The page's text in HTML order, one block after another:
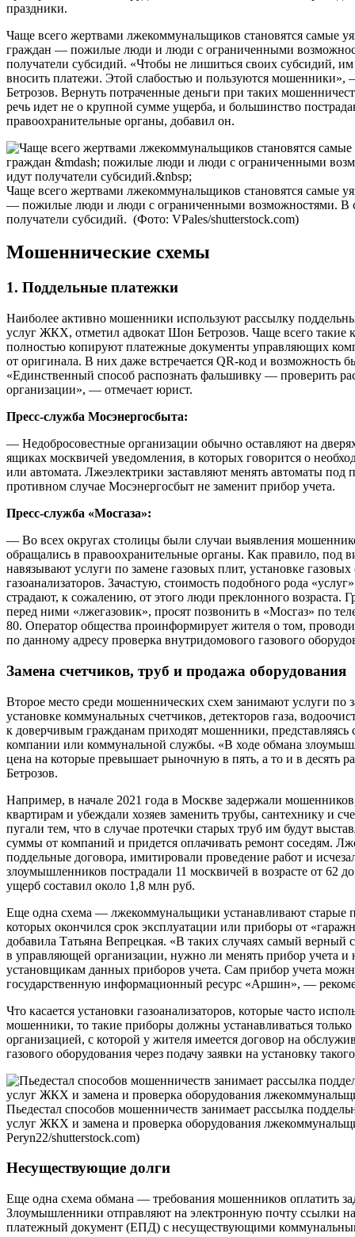
праздники.
Чаще всего жертвами лжекоммунальщиков становятся самые
граждан — пожилые люди и люди с ограниченными
получатели субсидий. «Чтобы не лишиться своих субсидий,
вносить платежи. Этой слабостью и пользуются
Бетрозов. Вернуть потраченные деньги при таких
речь идет не о крупной сумме ущерба, и большинство
правоохранительные органы, добавил он.
Чаще всего жертвами лжекоммунальщиков становятся самые
— пожилые люди и люди с ограниченными возможностями. В
получатели субсидий. (Фото: VPales/shutterstock.com)
Мошеннические схемы
1. Поддельные платежки
Наиболее активно мошенники используют рассылку
услуг ЖКХ, отметил адвокат Шон Бетрозов. Чаще всего такие
полностью копируют платежные документы управляющих
от оригинала. В них даже встречается QR-код и возможность
«Единственный способ распознать фальшивку — проверить
организации», — отмечает юрист.
Пресс-служба Мосэнергосбыта:
— Недобросовестные организации обычно оставляют на
ящиках москвичей уведомления, в которых говорится о
или автомата. Лжеэлектрики заставляют менять автоматы под
противном случае Мосэнергосбыт не заменит прибор учета.
Пресс-служба «Мосгаза»:
— Во всех округах столицы были случаи выявления
обращались в правоохранительные органы. Как правило, под
навязывают услуги по замене газовых плит, установке газовых
газоанализаторов. Зачастую, стоимость подобного рода
страдают, к сожалению, от этого люди преклонного возраста.
перед ними «лжегазовик», просят позвонить в «Мосгаз» по
80. Оператор общества проинформирует жителя о том,
по данному адресу проверка внутридомового газового
Замена счетчиков, труб и продажа оборудования
Второе место среди мошеннических схем занимают услуги по
установке коммунальных счетчиков, детекторов газа,
к доверчивым гражданам приходят мошенники,
компании или коммунальной службы. «В ходе обмана
цена на которые превышает рыночную в пять, а то и в десять
Бетрозов.
Например, в начале 2021 года в Москве задержали
квартирам и убеждали хозяев заменить трубы, сантехнику и
пугали тем, что в случае протечки старых труб им будут
суммы от компаний и придется оплачивать ремонт соседям.
поддельные договора, имитировали проведение работ и
злоумышленников пострадали 11 москвичей в возрасте от 62
ущерб составил около 1,8 млн руб.
Еще одна схема — лжекоммунальщики устанавливают старые
которых окончился срок эксплуатации или приборы от
добавила Татьяна Вепрецкая. «В таких случаях самый верный
в управляющей организации, нужно ли менять прибор учета и
установщикам данных приборов учета. Сам прибор учета
государственную информационный ресурс «Аршин», —
Что касается установки газоанализаторов, которые часто
мошенники, то такие приборы должны устанавливаться
организацией, с которой у жителя имеется договор на
газового оборудования через подачу заявки на установку
Пьедестал способов мошенничеств занимает рассылка
услуг ЖКХ и замена и проверка оборудования
Peryn22/shutterstock.com)
Несуществующие долги
Еще одна схема обмана — требования мошенников оплатить
Злоумышленники отправляют на электронную почту ссылки
платежный документ (ЕПД) с несуществующими